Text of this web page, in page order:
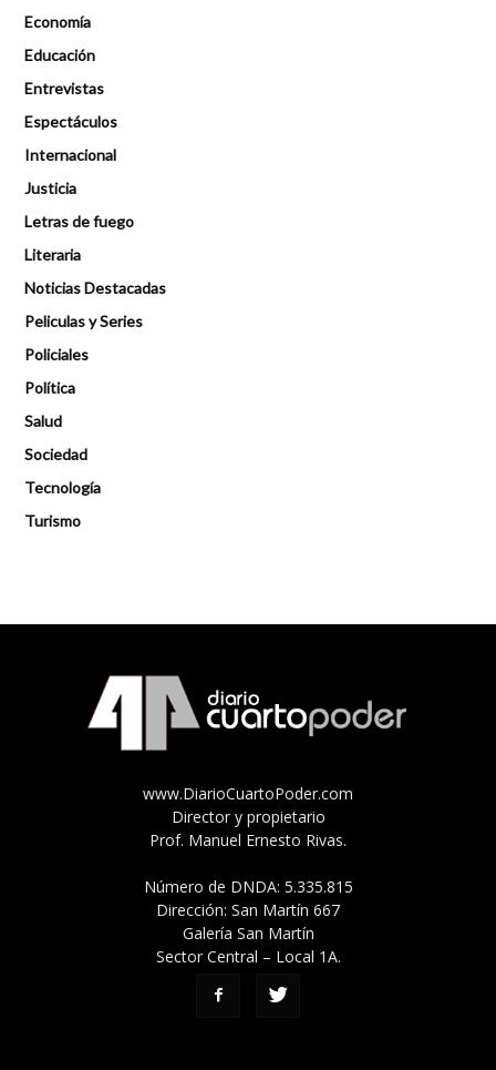
Economía
Educación
Entrevistas
Espectáculos
Internacional
Justicia
Letras de fuego
Literaria
Noticias Destacadas
Peliculas y Series
Policiales
Política
Salud
Sociedad
Tecnología
Turismo
www.DiarioCuartoPoder.com
Director y propietario
Prof. Manuel Ernesto Rivas.
Número de DNDA: 5.335.815
Dirección: San Martín 667
Galería San Martín
Sector Central – Local 1A.